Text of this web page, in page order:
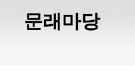
문래마당